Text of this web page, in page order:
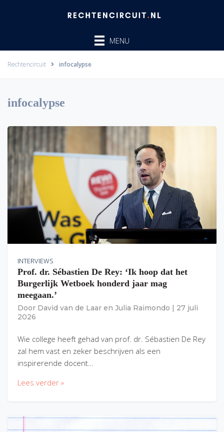
MENU
Rechtencircuit infocalypse
infocalypse
INTERVIEWS
Prof. dr. Sébastien De Rey: ‘Ik hoop dat het
Burgerlijk Wetboek honderd jaar mag
meegaan.’
Door David van de Laar en Julia Raimondo
27 juli
2026
Wie college heeft gehad van prof. dr. Sébastien De Rey
zal hem vast en zeker beschrijven als een
inspirerende docent…
Lees verder »